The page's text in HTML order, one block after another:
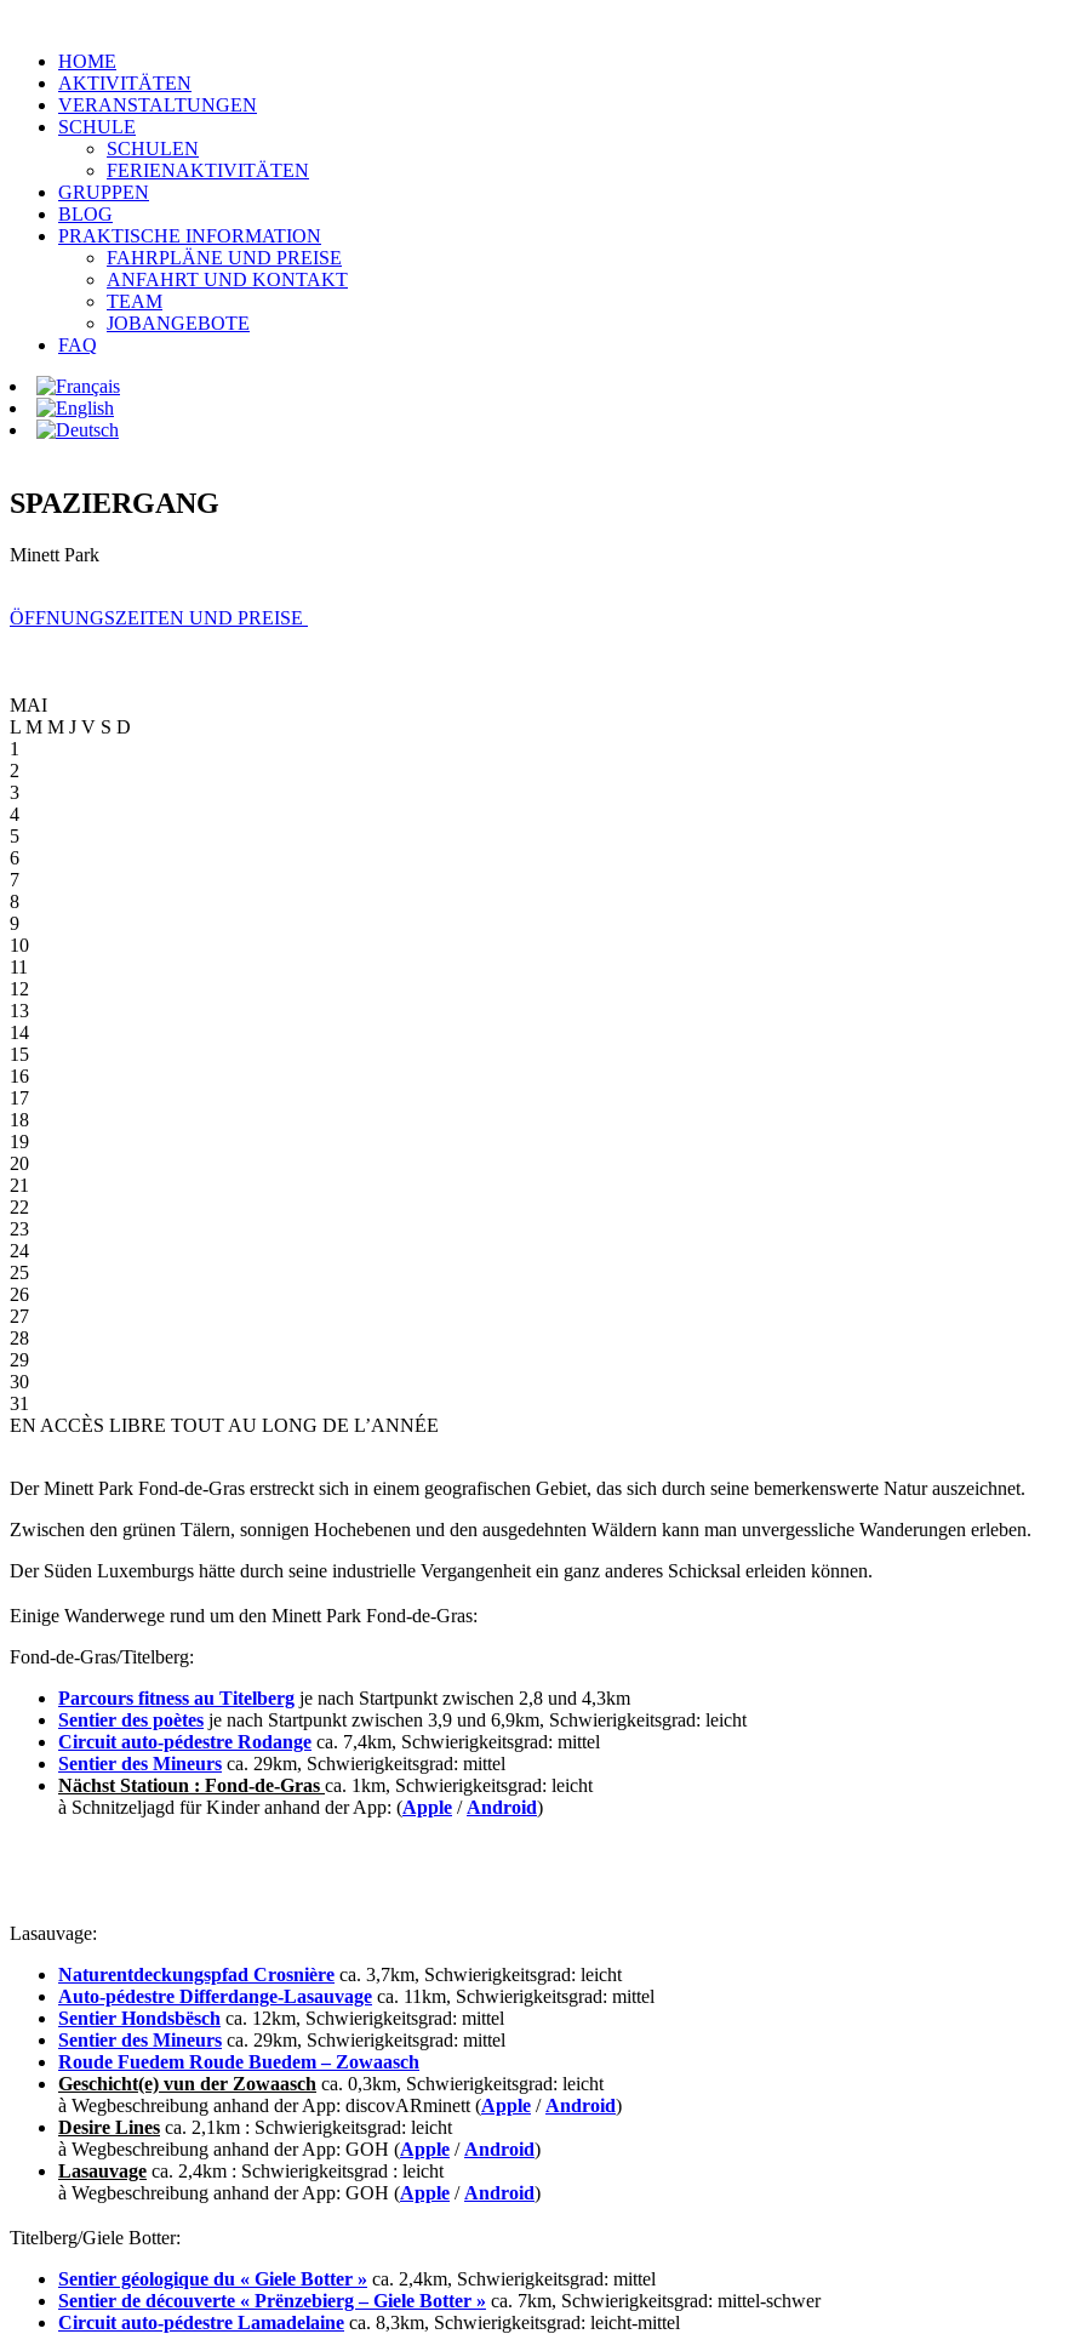
HOME
AKTIVITÄTEN
VERANSTALTUNGEN
SCHULE
SCHULEN
FERIENAKTIVITÄTEN
GRUPPEN
BLOG
PRAKTISCHE INFORMATION
FAHRPLÄNE UND PREISE
ANFAHRT UND KONTAKT
TEAM
JOBANGEBOTE
FAQ
SPAZIERGANG
Minett Park
ÖFFNUNGSZEITEN UND PREISE
MAI
L M M J V S D
1
2
3
4
5
6
7
8
9
10
11
12
13
14
15
16
17
18
19
20
21
22
23
24
25
26
27
28
29
30
31
EN ACCÈS LIBRE TOUT AU LONG DE L’ANNÉE
Der Minett Park Fond-de-Gras erstreckt sich in einem geografischen Gebiet, das sich durch seine bemerkenswerte Natur auszeichnet.
Zwischen den grünen Tälern, sonnigen Hochebenen und den ausgedehnten Wäldern kann man unvergessliche Wanderungen erleben.
Der Süden Luxemburgs hätte durch seine industrielle Vergangenheit ein ganz anderes Schicksal erleiden können.
Einige Wanderwege rund um den Minett Park Fond-de-Gras:
Fond-de-Gras/Titelberg:
Parcours fitness au Titelberg je nach Startpunkt zwischen 2,8 und 4,3km
Sentier des poètes je nach Startpunkt zwischen 3,9 und 6,9km, Schwierigkeitsgrad: leicht
Circuit auto-pédestre Rodange ca. 7,4km, Schwierigkeitsgrad: mittel
Sentier des Mineurs ca. 29km, Schwierigkeitsgrad: mittel
Nächst Statioun : Fond-de-Gras ca. 1km, Schwierigkeitsgrad: leicht
à Schnitzeljagd für Kinder anhand der App: (Apple / Android)
Lasauvage:
Naturentdeckungspfad Crosnière ca. 3,7km, Schwierigkeitsgrad: leicht
Auto-pédestre Differdange-Lasauvage ca. 11km, Schwierigkeitsgrad: mittel
Sentier Hondsbësch ca. 12km, Schwierigkeitsgrad: mittel
Sentier des Mineurs ca. 29km, Schwierigkeitsgrad: mittel
Roude Fuedem Roude Buedem – Zowaasch
Geschicht(e) vun der Zowaasch ca. 0,3km, Schwierigkeitsgrad: leicht
à Wegbeschreibung anhand der App: discovARminett (Apple / Android)
Desire Lines ca. 2,1km : Schwierigkeitsgrad: leicht
à Wegbeschreibung anhand der App: GOH (Apple / Android)
Lasauvage ca. 2,4km : Schwierigkeitsgrad : leicht
à Wegbeschreibung anhand der App: GOH (Apple / Android)
Titelberg/Giele Botter:
Sentier géologique du « Giele Botter » ca. 2,4km, Schwierigkeitsgrad: mittel
Sentier de découverte « Prënzebierg – Giele Botter » ca. 7km, Schwierigkeitsgrad: mittel-schwer
Circuit auto-pédestre Lamadelaine ca. 8,3km, Schwierigkeitsgrad: leicht-mittel